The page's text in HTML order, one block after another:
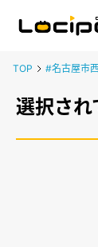
TOP #名古屋市
選択され